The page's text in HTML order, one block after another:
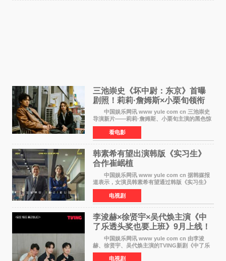
三池崇史《坏中尉：东京》首曝
剧照！莉莉·詹姆斯×小栗旬领衔
黑色惊悚再升级
中国娱乐网讯 www yule com cn 三池崇史
导演新片——莉莉·詹姆斯、小栗旬主演的黑色惊
悚电影《坏中尉：东京》首曝剧照。继阿贝尔·费
拉拉&times;哈威·凯特尔的1992年《坏中尉》和
沃纳·赫
看电影
韩素希有望出演韩版《实习生》
合作崔岷植
中国娱乐网讯 www yule com cn 据韩媒报
道表示，女演员韩素希有望通过韩版《实习生》
回归荧幕，合作前辈演员崔岷植。 根据消息
表示，演员韩素希目前已经结束了电视剧《Y计
划》的拍摄工
电视剧
李浚赫×徐贤宇×吴代焕主演《中
了乐透头奖也要上班》9月上线！
TVING先网后台
中国娱乐网讯 www yule com cn 由李浚
赫、徐贤宇、吴代焕主演的TVING新剧《中了乐
透头奖也要上班》定档9月10日播出，随后于9月
14日起登陆tvN月火档，实现先网后台双平台播出
电视剧